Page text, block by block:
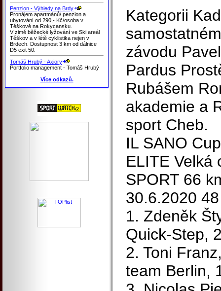
Penzion - Výhledy na Brdy
Pronájem apartmánů/ penzion a
ubytování od 290,- Kč/osoba v
Těškově na Rokycansku.
V zimě běžecké lyžování ve Ski areál
Těškov a v létě cyklistika nejen v
Brdech. Dostupnost 3 km od dálnice
D5 exit 50.
Tomáš Hrubý - Axiory
Portfolio management - Tomáš Hrubý
Více odkazů.
Kategorii
závodu
Pardus
Rubášem
akademie a
sport Cheb.
IL SANO Cup
ELITE Velká
SPORT 66
30.6.2020
1. Zdeněk
Quick-Step,
2. Toni
team Berlin,